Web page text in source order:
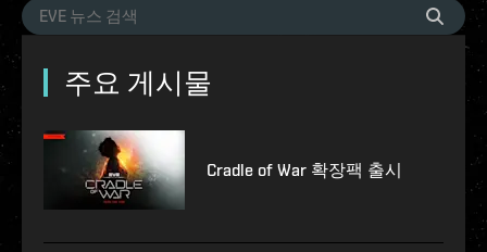
주요 게시물
Cradle of War 확장팩 출시